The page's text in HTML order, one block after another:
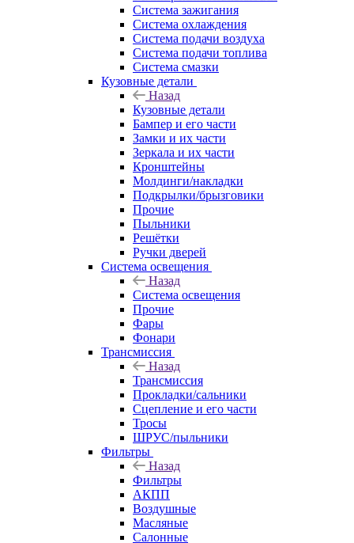
Система зажигания
Система охлаждения
Система подачи воздуха
Система подачи топлива
Система смазки
Кузовные детали
Назад
Кузовные детали
Бампер и его части
Замки и их части
Зеркала и их части
Кронштейны
Молдинги/накладки
Подкрылки/брызговики
Прочие
Пыльники
Решётки
Ручки дверей
Система освещения
Назад
Система освещения
Прочие
Фары
Фонари
Трансмиссия
Назад
Трансмиссия
Прокладки/сальники
Сцепление и его части
Тросы
ШРУС/пыльники
Фильтры
Назад
Фильтры
АКПП
Воздушные
Масляные
Салонные